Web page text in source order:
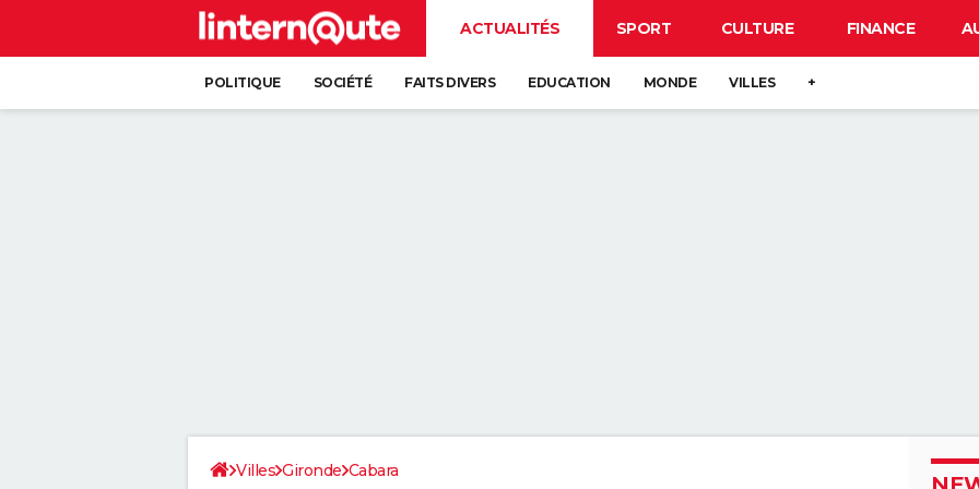
ACTUALITÉS SPORT CULTURE FINANCE
POLITIQUE SOCIÉTÉ FAITS DIVERS EDUCATION MONDE VILLES +
Villes Gironde Cabara